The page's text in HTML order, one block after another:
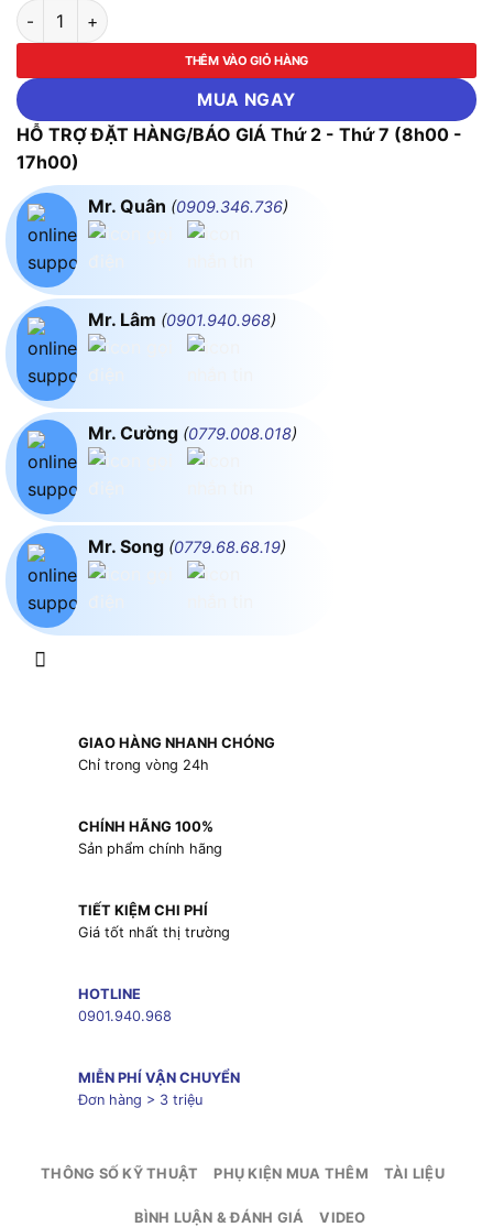
Máy Hàn Khò Cấp Nguồn Yihua 853D (710W) số lượng
THÊM VÀO GIỎ HÀNG
MUA NGAY
HỖ TRỢ ĐẶT HÀNG/BÁO GIÁ Thứ 2 - Thứ 7 (8h00 -
17h00)
Mr. Quân (0909.346.736)
Mr. Lâm (0901.940.968)
Mr. Cường (0779.008.018)
Mr. Song (0779.68.68.19)
GIAO HÀNG NHANH CHÓNG
Chỉ trong vòng 24h
CHÍNH HÃNG 100%
Sản phẩm chính hãng
TIẾT KIỆM CHI PHÍ
Giá tốt nhất thị trường
HOTLINE
0901.940.968
MIỄN PHÍ VẬN CHUYỂN
Đơn hàng > 3 triệu
THÔNG SỐ KỸ THUẬT PHỤ KIỆN MUA THÊM TÀI LIỆU
BÌNH LUẬN & ĐÁNH GIÁ VIDEO